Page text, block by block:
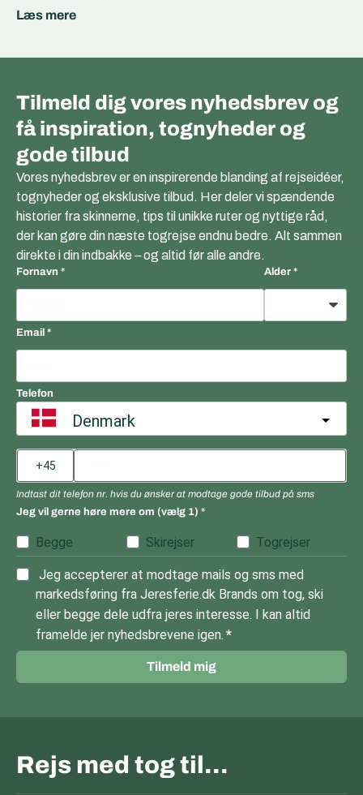
Læs mere
Tilmeld dig vores nyhedsbrev og
få inspiration, tognyheder og
gode tilbud
Vores nyhedsbrev er en inspirerende blanding af rejseidéer,
tognyheder og eksklusive tilbud. Her deler vi spændende
historier fra skinnerne, tips til unikke ruter og nyttige råd,
der kan gøre din næste togrejse endnu bedre. Alt sammen
direkte i din indbakke – og altid før alle andre.
Fornavn Alder
Email
Telefon
Denmark
Indtast dit telefon nr. hvis du ønsker at modtage gode tilbud på sms
Jeg vil gerne høre mere om (vælg 1)
Begge Skirejser Togrejser
Jeg accepterer at modtage mails og sms med
markedsføring fra Jeresferie.dk Brands om tog, ski
eller begge dele udfra jeres interesse. I kan altid
framelde jer nyhedsbrevene igen.
Tilmeld mig
Rejs med tog til…